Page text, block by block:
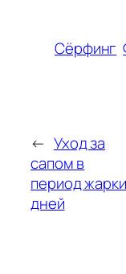
Сёрфинг
← Уход за
сапом в
период
дней